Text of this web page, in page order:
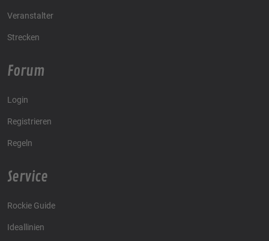
Veranstalter
Strecken
Forum
Login
Registrieren
Regeln
Service
Rockie Guide
Ideallinien